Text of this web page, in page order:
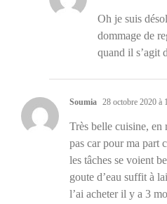
Oh je suis
dommage de
quand il s’agit
Soumia 28 octobre 2020 à
Très belle cuisine, en
pas car pour ma part
les tâches se voient
goute d’eau suffit à
l’ai acheter il y a 3